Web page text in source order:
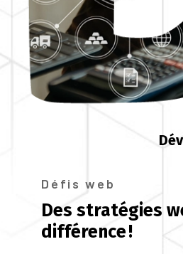
Défis web
Des stratégies
différence !